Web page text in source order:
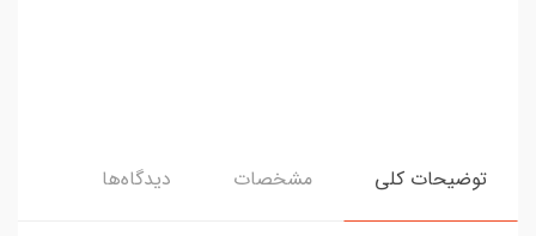
توضیحات کلی مشخصات دیدگاه‌ها